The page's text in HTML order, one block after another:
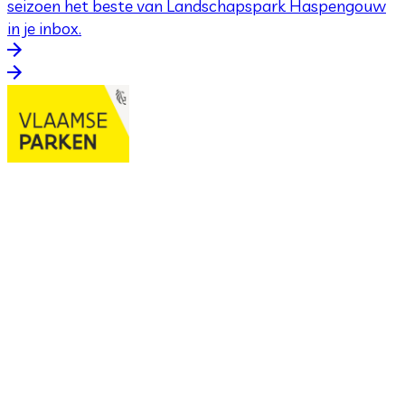
seizoen het beste van Landschapspark Haspengouw
in je inbox.